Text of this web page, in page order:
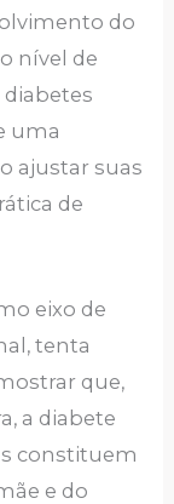
do
nível de
uma
ajustar suas
de
eixo de
tenta
que,
a diabete
constituem
e do